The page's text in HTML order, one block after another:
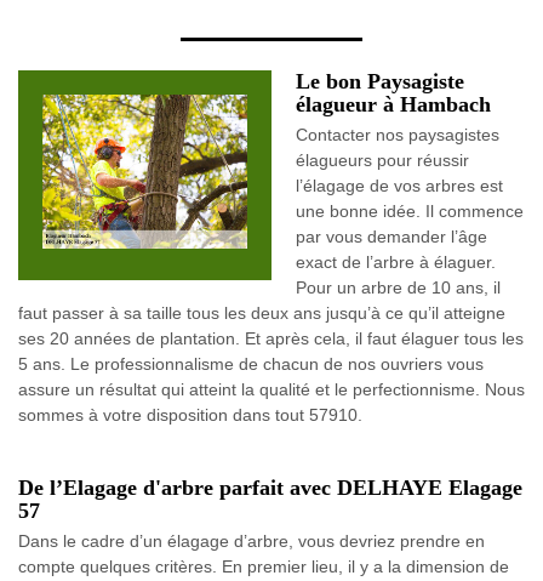
Le bon Paysagiste
élagueur à Hambach
Contacter nos paysagistes
élagueurs pour réussir
l’élagage de vos arbres est
une bonne idée. Il commence
par vous demander l’âge
exact de l’arbre à élaguer.
Pour un arbre de 10 ans, il
faut passer à sa taille tous les deux ans jusqu’à ce qu’il atteigne
ses 20 années de plantation. Et après cela, il faut élaguer tous les
5 ans. Le professionnalisme de chacun de nos ouvriers vous
assure un résultat qui atteint la qualité et le perfectionnisme. Nous
sommes à votre disposition dans tout 57910.
De l’Elagage d'arbre parfait avec DELHAYE Elagage
57
Dans le cadre d’un élagage d’arbre, vous devriez prendre en
compte quelques critères. En premier lieu, il y a la dimension de